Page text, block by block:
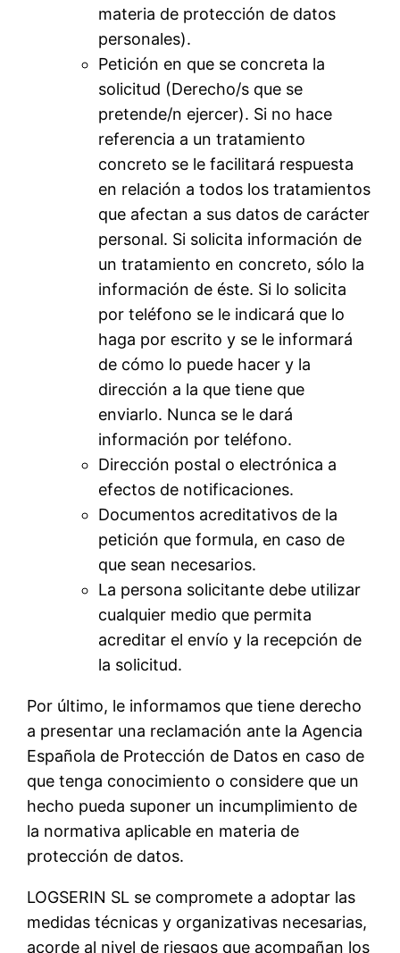
materia de protección de datos
personales).
Petición en que se concreta la
solicitud (Derecho/s que se
pretende/n ejercer). Si no hace
referencia a un tratamiento
concreto se le facilitará respuesta
en relación a todos los tratamientos
que afectan a sus datos de carácter
personal. Si solicita información de
un tratamiento en concreto, sólo la
información de éste. Si lo solicita
por teléfono se le indicará que lo
haga por escrito y se le informará
de cómo lo puede hacer y la
dirección a la que tiene que
enviarlo. Nunca se le dará
información por teléfono.
Dirección postal o electrónica a
efectos de notificaciones.
Documentos acreditativos de la
petición que formula, en caso de
que sean necesarios.
La persona solicitante debe utilizar
cualquier medio que permita
acreditar el envío y la recepción de
la solicitud.
Por último, le informamos que tiene derecho
a presentar una reclamación ante la Agencia
Española de Protección de Datos en caso de
que tenga conocimiento o considere que un
hecho pueda suponer un incumplimiento de
la normativa aplicable en materia de
protección de datos.
LOGSERIN SL se compromete a adoptar las
medidas técnicas y organizativas necesarias,
acorde al nivel de riesgos que acompañan los